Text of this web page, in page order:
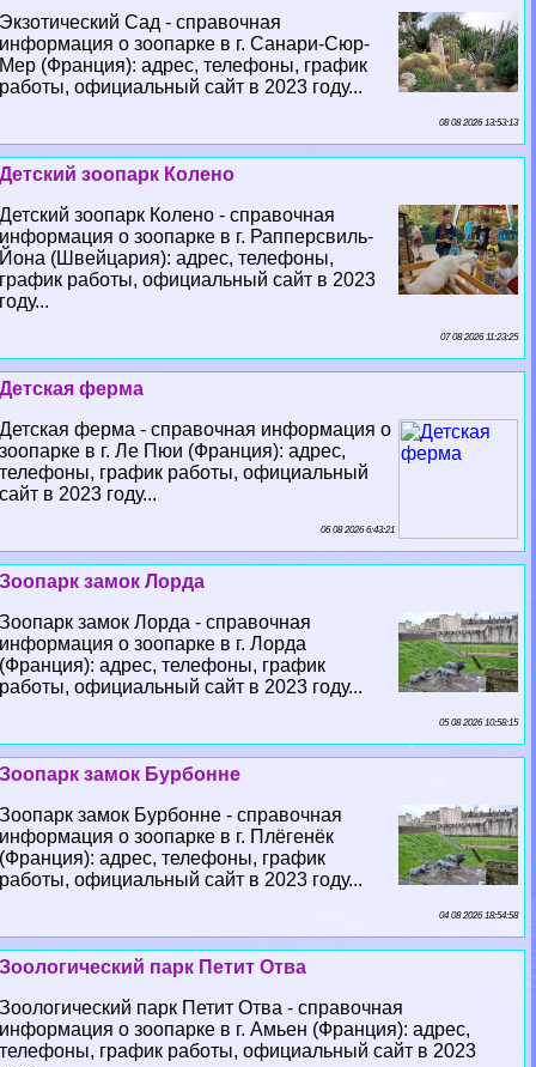
Экзотический Сад - справочная
информация о зоопарке в г. Санари-Сюр-
Мер (Франция): адрес, телефоны, график
работы, официальный сайт в 2023 году...
08 08 2026 13:53:13
Детский зоопарк Колено
Детский зоопарк Колено - справочная
информация о зоопарке в г. Рапперсвиль-
Йона (Швейцария): адрес, телефоны,
график работы, официальный сайт в 2023
году...
07 08 2026 11:23:25
Детская ферма
Детская ферма - справочная информация о
зоопарке в г. Ле Пюи (Франция): адрес,
телефоны, график работы, официальный
сайт в 2023 году...
06 08 2026 6:43:21
Зоопарк замок Лорда
Зоопарк замок Лорда - справочная
информация о зоопарке в г. Лорда
(Франция): адрес, телефоны, график
работы, официальный сайт в 2023 году...
05 08 2026 10:58:15
Зоопарк замок Бурбонне
Зоопарк замок Бурбонне - справочная
информация о зоопарке в г. Плёгенёк
(Франция): адрес, телефоны, график
работы, официальный сайт в 2023 году...
04 08 2026 18:54:58
Зоологический парк Петит Отва
Зоологический парк Петит Отва - справочная
информация о зоопарке в г. Амьен (Франция): адрес,
телефоны, график работы, официальный сайт в 2023